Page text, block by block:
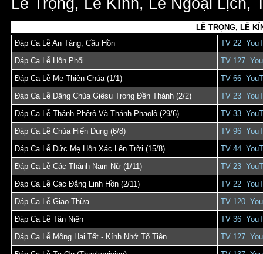
LỄ TRỌNG, LỄ
Đáp Ca Lễ An Táng, Cầu Hồn
TV 22
Đáp Ca Lễ Hôn Phối
TV 127
Đáp Ca Lễ Mẹ Thiên Chúa (1/1)
TV 66
Đáp Ca Lễ Dâng Chúa Giêsu Trong Đền Thánh (2/2)
TV 23
Đáp Ca Lễ Thánh Phêrô Và Thánh Phaolô (29/6)
TV 33
Đáp Ca Lễ Chúa Hiển Dung (6/8)
TV 96
Đáp Ca Lễ Đức Mẹ Hồn Xác Lên Trời (15/8)
TV 44
Đáp Ca Lễ Các Thánh Nam Nữ (1/11)
TV 23
Đáp Ca Lễ Các Đẳng Linh Hồn (2/11)
TV 22
Đáp Ca Lễ Giao Thừa
TV 120
Đáp Ca Lễ Tân Niên
TV 36
Đáp Ca Lễ Mồng Hai Tết - Kính Nhớ Tổ Tiên
TV 127